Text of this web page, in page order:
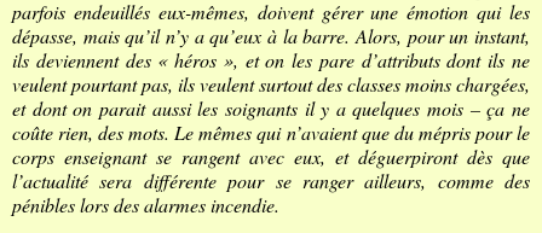
parfois endeuillés eux-mêmes, doivent gérer une émotion qui les
dépasse, mais qu’il n’y a qu’eux à la barre. Alors, pour un instant,
ils deviennent des « héros », et on les pare d’attributs dont ils ne
veulent pourtant pas, ils veulent surtout des classes moins chargées,
et dont on parait aussi les soignants il y a quelques mois – ça ne
coûte rien, des mots. Le mêmes qui n’avaient que du mépris pour le
corps enseignant se rangent avec eux, et déguerpiront dès que
l’actualité sera différente pour se ranger ailleurs, comme des
pénibles lors des alarmes incendie.